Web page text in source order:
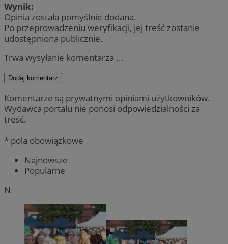
Wynik:
Opinia została pomyślnie dodana.
Po przeprowadzeniu weryfikacji, jej treść zostanie
udostępniona publicznie.
Trwa wysyłanie komentarza ...
Dodaj komentarz
Komentarze są prywatnymi opiniami użytkowników.
Wydawca portalu nie ponosi odpowiedzialności za
treść.
* pola obowiązkowe
Najnowsze
Popularne
N